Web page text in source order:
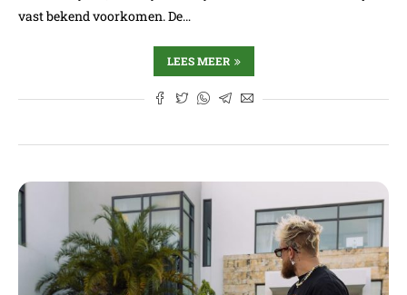
vast bekend voorkomen. De…
LEES MEER